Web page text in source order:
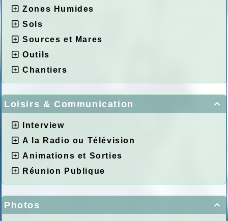
Zones Humides
Sols
Sources et Mares
Outils
Chantiers

Loisirs & Communication
Interview
A la Radio ou Télévision
Animations et Sorties
Réunion Publique

Photos